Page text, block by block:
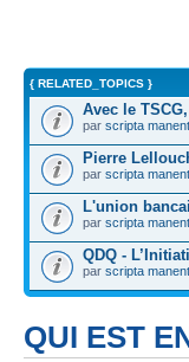
{ RELATED_TOPICS }
Avec le
par scripta manent
Pierre
par scripta manent
L'union
par scripta manent
QDQ -
par scripta manent
QUI EST